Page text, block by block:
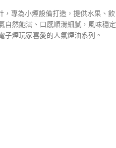
，專為小煙設備打造，提供水果、飲
自然飽滿、口感順滑細膩，風味穩定
子煙玩家喜愛的人氣煙油系列。